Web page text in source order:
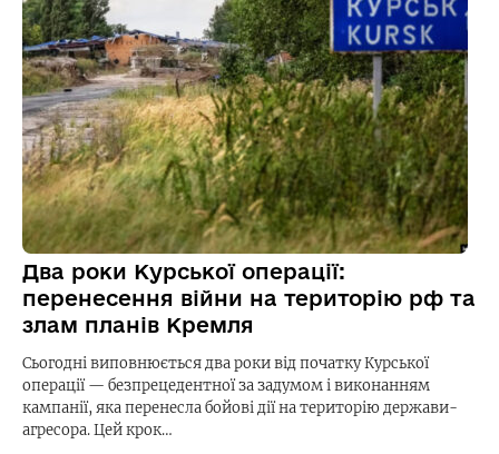
Два роки Курської операції:
перенесення війни на територію рф та
злам планів Кремля
Сьогодні виповнюється два роки від початку Курської
операції — безпрецедентної за задумом і виконанням
кампанії, яка перенесла бойові дії на територію держави-
агресора. Цей крок…